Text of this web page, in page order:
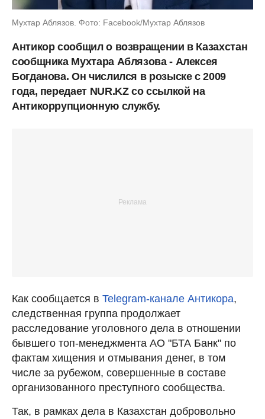
Мухтар Аблязов. Фото: Facebook/Мухтар Аблязов
Антикор сообщил о возвращении в Казахстан
сообщника Мухтара Аблязова - Алексея
Богданова. Он числился в розыске с 2009
года, передает NUR.KZ со ссылкой на
Антикоррупционную службу.
Как сообщается в Telegram-канале Антикора,
следственная группа продолжает
расследование уголовного дела в отношении
бывшего топ-менеджмента АО "БТА Банк" по
фактам хищения и отмывания денег, в том
числе за рубежом, совершенные в составе
организованного преступного сообщества.
Так, в рамках дела в Казахстан добровольно